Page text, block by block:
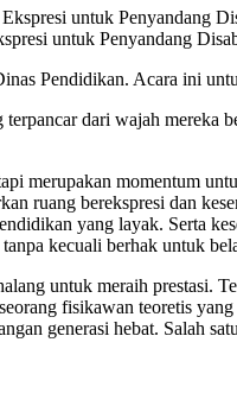
untuk Penyandang
Pendidikan. Acara ini
dari wajah
merupakan momentum
ruang berekspresi dan
yang layak. Serta
kecuali berhak untuk
untuk meraih prestasi.
fisikawan teoretis
generasi hebat. Salah